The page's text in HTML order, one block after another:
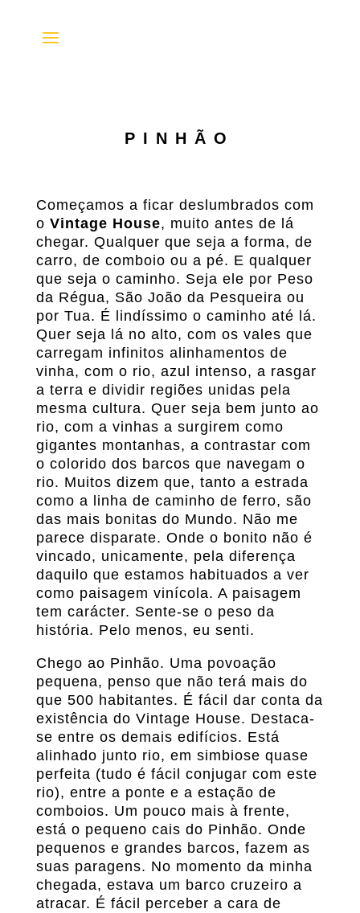
PINHÃO
Começamos a ficar deslumbrados com
o Vintage House, muito antes de lá
chegar. Qualquer que seja a forma, de
carro, de comboio ou a pé. E qualquer
que seja o caminho. Seja ele por Peso
da Régua, São João da Pesqueira ou
por Tua. É lindíssimo o caminho até lá.
Quer seja lá no alto, com os vales que
carregam infinitos alinhamentos de
vinha, com o rio, azul intenso, a rasgar
a terra e dividir regiões unidas pela
mesma cultura. Quer seja bem junto ao
rio, com a vinhas a surgirem como
gigantes montanhas, a contrastar com
o colorido dos barcos que navegam o
rio. Muitos dizem que, tanto a estrada
como a linha de caminho de ferro, são
das mais bonitas do Mundo. Não me
parece disparate. Onde o bonito não é
vincado, unicamente, pela diferença
daquilo que estamos habituados a ver
como paisagem vinícola. A paisagem
tem carácter. Sente-se o peso da
história. Pelo menos, eu senti.
Chego ao Pinhão. Uma povoação
pequena, penso que não terá mais do
que 500 habitantes. É fácil dar conta da
existência do Vintage House. Destaca-
se entre os demais edifícios. Está
alinhado junto rio, em simbiose quase
perfeita (tudo é fácil conjugar com este
rio), entre a ponte e a estação de
comboios. Um pouco mais à frente,
está o pequeno cais do Pinhão. Onde
pequenos e grandes barcos, fazem as
suas paragens. No momento da minha
chegada, estava um barco cruzeiro a
atracar. É fácil perceber a cara de